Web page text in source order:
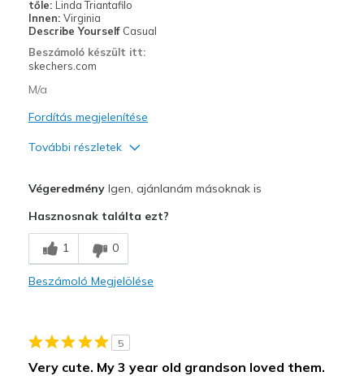
Sizing
Feels true to size
View On Shoes
Shoes are for Wearing
tőle: Linda Triantafilo
Innen: Virginia
Describe Yourself Casual
Beszámoló készült itt:
skechers.com
M/a
Fordítás megjelenítése
További részletek
Legjobb használat
Casual Wear
View On Shoes
I'm Really Into Shoes
VégeredményIgen, ajánlanám másoknak is
Hasznosnak találta ezt?
1 0
Beszámoló Megjelölése
5
Very cute. My 3 year old grandson loved them.